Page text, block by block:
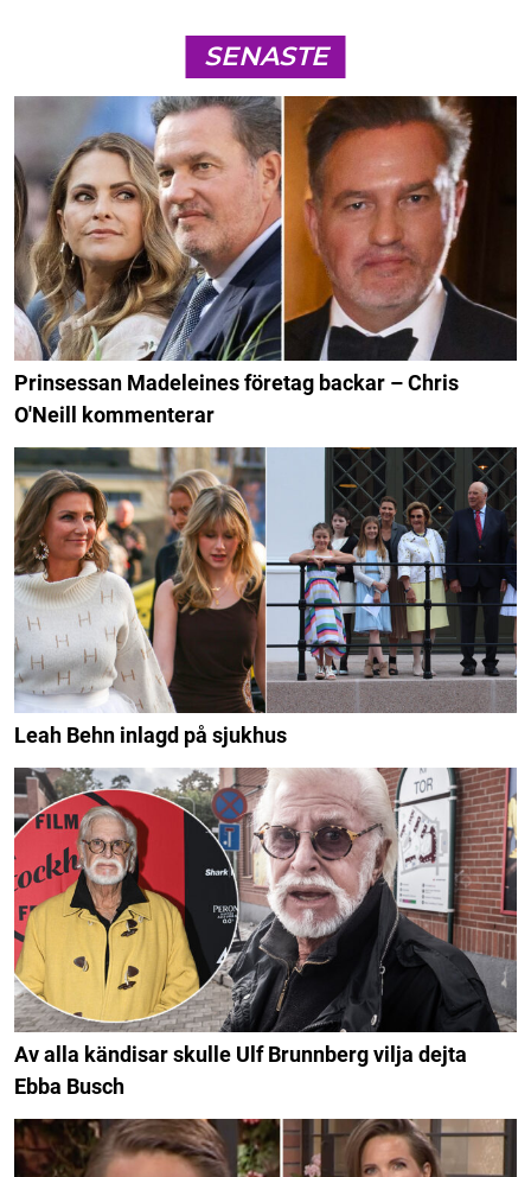
SENASTE
Prinsessan Madeleines företag backar – Chris
O'Neill kommenterar
Leah Behn inlagd på sjukhus
Av alla kändisar skulle Ulf Brunnberg vilja dejta
Ebba Busch